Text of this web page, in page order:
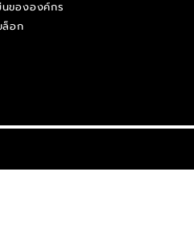
ขององค์กร
ล็อก